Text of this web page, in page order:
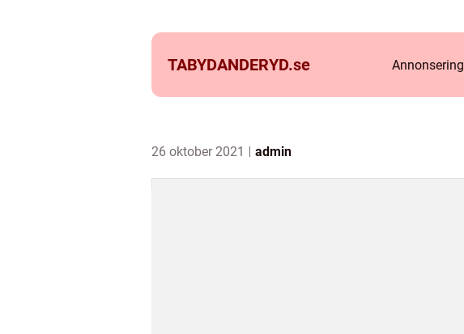
TABYDANDERYD.se Annonsering
26 oktober 2021 admin